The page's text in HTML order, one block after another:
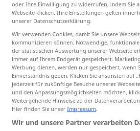
antippen)
oder Ihre Einwilligung zu widerrufen, indem Sie
Webseite klicken. Ihre Einstellungen gelten
unserer Datenschutzerklärung.
Wir verwenden Cookies, damit Sie unsere
kommunizieren können. Notwendige,
der statistischen Auswertung unserer Webseite
immer auf Ihrem Endgerät gespeichert.
Werbung dienen, werden nur gespeichert, wenn
Einverständnis geben. Klicken Sie ansonsten
jederzeit für zukünftige Besuche unserer
und den Anpassungsmöglichkeiten möchten,
Weitergehende Hinweise zu der
Hier finden Sie unser Impressum.
Wir und unsere Partner verarbeiten